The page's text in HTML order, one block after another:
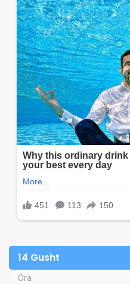
14 Gusht
Ora